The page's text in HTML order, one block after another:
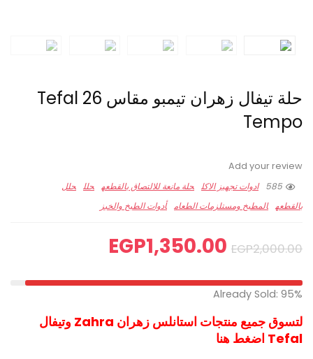
حلة تيفال زهران تيمبو مقاس 26 Tefal
Tempo
Add your review
585
ادوات تجهيز الاكل حلة مانعة للالتصاق بالقطعه حلل حلل
بالقطعه المطبخ ومستلزمات الطعام أدوات الطبخ والخبز
EGP2,000.00
EGP1,350.00
Already Sold: 95%
لتسوق جميع منتجات استانلس زهران Zahra وتيفال
Tefal اضغط هنا